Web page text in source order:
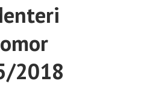
2018